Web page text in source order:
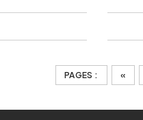
PAGES : «